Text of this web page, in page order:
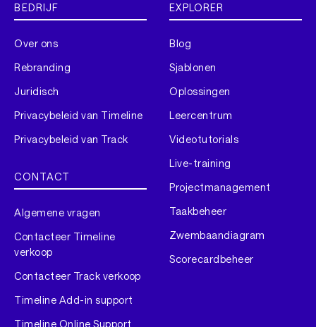
BEDRIJF
Over ons
Rebranding
Juridisch
Privacybeleid van Timeline
Privacybeleid van Track
CONTACT
Algemene vragen
Contacteer Timeline
verkoop
Contacteer Track verkoop
Timeline Add-in support
Timeline Online Support
EXPLORER
Blog
Sjablonen
Oplossingen
Leercentrum
Videotutorials
Live-training
Projectmanagement
Taakbeheer
Zwembaandiagram
Scorecardbeheer